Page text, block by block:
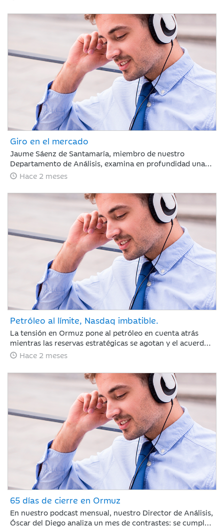
principio de acuerdo entre EE. UU. e Irán, lo que relaja las
curvas de renta fija. Para los próximos días, el foco estará
en la evolución diplomática y los datos clave de inflación
en Europa y EE. UU.
Giro en el mercado
Jaume Sáenz de Santamaría, miembro de nuestro
Departamento de Análisis, examina en profundidad una
semana compleja para los inversores. Tras un mes de
de ligeras caídas y repunte de la volatilidad, un escenario
condicionado por la ausencia de avances comerciales
significativos entre EE. UU. y China, la firme postura de
Pekín respecto a Taiwán y la preocupante prolongación
del conflicto en Oriente Medio, factores que obligan a
evaluar con cautela las dinámicas macroeconómicas
Hace 2 meses
Petróleo al límite, Nasdaq imbatible.
La tensión en Ormuz pone al petróleo en cuenta atrás
mientras las reservas estratégicas se agotan y el acuerdo
con Irán se resiste. Jaime Sáenz de Santamaría, del
por el pulso energético y la resiliencia de unas bolsas
impulsadas por los resultados tecnológicos.
Hace 2 meses
65 días de cierre en Ormuz
En nuestro podcast mensual, nuestro Director de Análisis,
Óscar del Diego analiza un mes de contrastes: se cumplen